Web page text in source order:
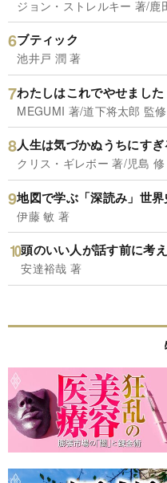
ジョン・ストレルキー 著/鹿
ブティック
池井戸 潤 著
わたしはこれでやせました
MEGUMI 著/道下将太郎 監修
人生は気づかぬうちにすぎ
クリス・ギレボー 著/児島 修
地図で学ぶ「深読み」世界
伊藤 敏 著
頭のいい人が話す前に考
安達裕哉 著